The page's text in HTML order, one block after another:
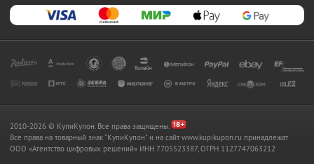
2010-2026 © КупиКупон. Все права защищены.
Все права на товарный знак "КупиКупон" и на сайт www.kupikupon.ru принадлежат
OOO «Агентство цифровых решений» ИНН 7705523387, ОГРН 1127747063212